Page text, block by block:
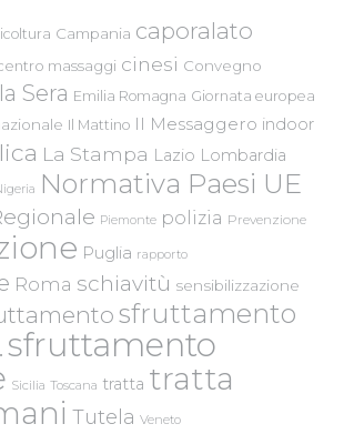
Campania caporalato
massaggi cinesi Convegno
Sera Emilia Romagna Giornata europea
Il Mattino Il Messaggero indoor
La Stampa Lazio Lombardia
Normativa Paesi UE
Piemonte polizia Prevenzione
Puglia rapporto
Roma schiavitù sensibilizzazione
sfruttamento
sfruttamento
Sicilia Toscana tratta tratta
Tutela Veneto